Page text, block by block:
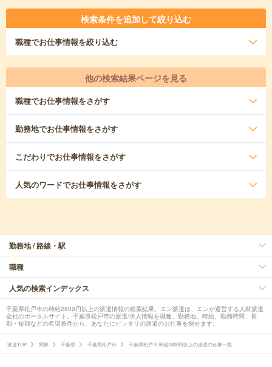
検索条件を追加して絞り込む
職種でお仕事情報を絞り込む
他の検索結果ページを見る
職種でお仕事情報をさがす
勤務地でお仕事情報をさがす
こだわりでお仕事情報をさがす
人気のワードでお仕事情報をさがす
勤務地 / 路線・駅
職種
人気の検索インデックス
千葉県松戸市の時給2800円以上の派遣情報の検索結果。エン派遣は、エンが運営する人材派遣
会社のポータルサイト。千葉県松戸市の派遣/求人情報を職種、勤務地、時給、勤務時間、長
期・短期などの希望条件から、あなたにピッタリの派遣のお仕事を探せます。
派遣TOP 関東 千葉県 千葉県松戸市 千葉県松戸市 時給2800円以上の派遣の仕事一覧